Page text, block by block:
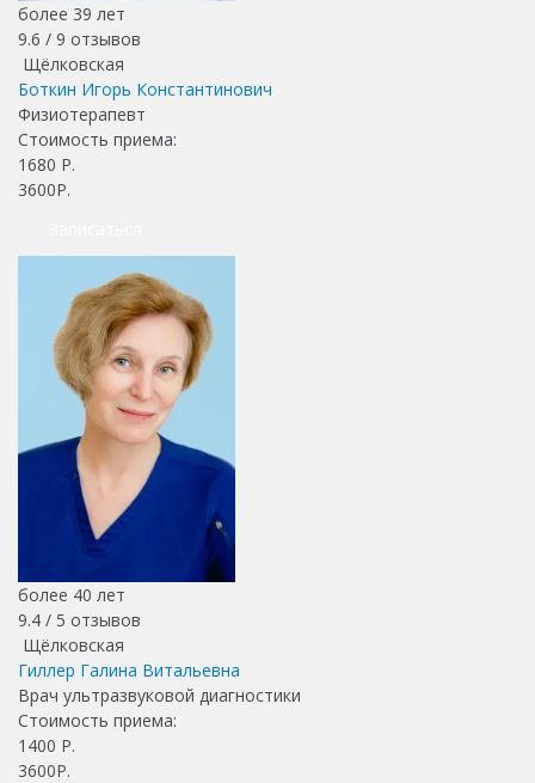
более 39 лет
9.6 / 9 отзывов
Щёлковская
Боткин Игорь Константинович
Физиотерапевт
Стоимость приема:
1680 Р.
3600Р.
более 40 лет
9.4 / 5 отзывов
Щёлковская
Гиллер Галина Витальевна
Врач ультразвуковой диагностики
Стоимость приема:
1400 Р.
3600Р.